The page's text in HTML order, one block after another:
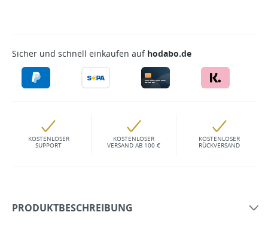
Sicher und schnell einkaufen auf hodabo.de
KOSTENLOSER
SUPPORT
KOSTENLOSER
VERSAND AB 100 €
KOSTENLOSER
RÜCKVERSAND
PRODUKTBESCHREIBUNG